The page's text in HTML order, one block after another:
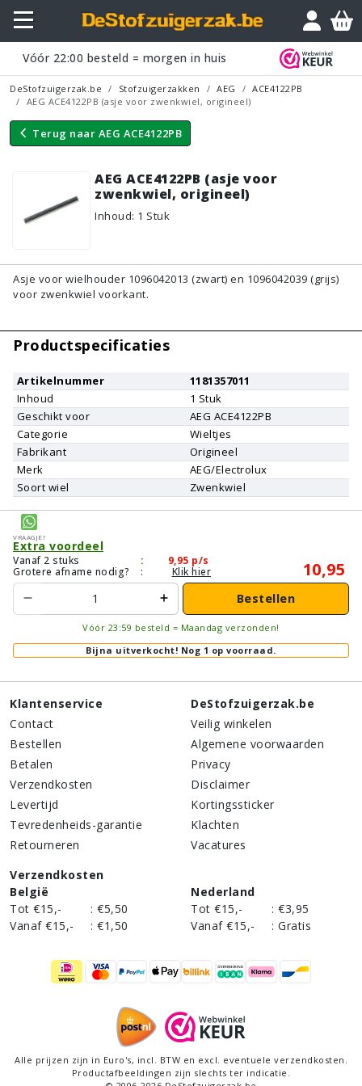
Vóór 22:00 besteld = morgen in huis
DeStofzuigerzak.be Stofzuigerzakken AEG
ACE4122PB
AEG ACE4122PB (asje voor zwenkwiel, origineel)
Terug naar AEG ACE4122PB
AEG ACE4122PB (asje voor
zwenkwiel, origineel)
Inhoud: 1 Stuk
Vraagje?
Asje voor wielhouder 1096042013 (zwart) en 1096042039 (grijs)
voor zwenkwiel voorkant.
Productspecificaties
Artikelnummer
1181357011
Inhoud
1 Stuk
Geschikt voor
AEG ACE4122PB
Categorie
Wieltjes
Fabrikant
Origineel
Merk
AEG/Electrolux
Soort wiel
Zwenkwiel
Vraagje?
Extra voordeel
Vanaf 2 stuks : 9,95 p/s
Grotere afname nodig?
: Klik hier 10,95
Bestellen
Vóór 23:59 besteld = Maandag verzonden!
Bijna uitverkocht! Nog 1 op voorraad.
Klantenservice
Contact
Bestellen
Betalen
Verzendkosten
Levertijd
Tevredenheids-garantie
Retourneren
DeStofzuigerzak.be
Veilig winkelen
Algemene voorwaarden
Privacy
Disclaimer
Kortingssticker
Klachten
Vacatures
Verzendkosten
België
Tot €15,-
: €5,50
Vanaf €15,-
: €1,50
Nederland
Tot €15,-
: €3,95
Vanaf €15,-
: Gratis
Alle prijzen zijn in Euro's, incl . BTW en excl. eventuele verzendkosten.
Productafbeeldingen zijn slechts ter indicatie.